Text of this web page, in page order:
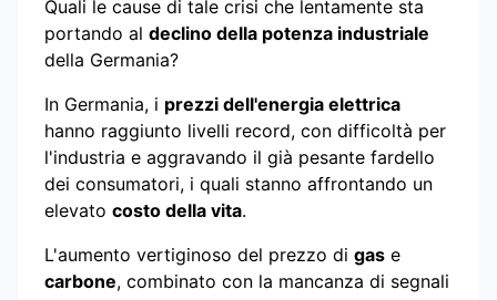
Quali le cause di tale crisi che lentamente sta
portando al declino della potenza industriale
della Germania?
In Germania, i prezzi dell'energia elettrica
hanno raggiunto livelli record, con difficoltà per
l'industria e aggravando il già pesante fardello
dei consumatori, i quali stanno affrontando un
elevato costo della vita.
L'aumento vertiginoso del prezzo di gas e
carbone, combinato con la mancanza di segnali